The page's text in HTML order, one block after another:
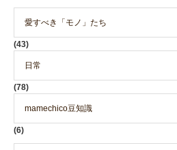
愛すべき「モノ」たち
(43)
日常
(78)
mamechico豆知識
(6)